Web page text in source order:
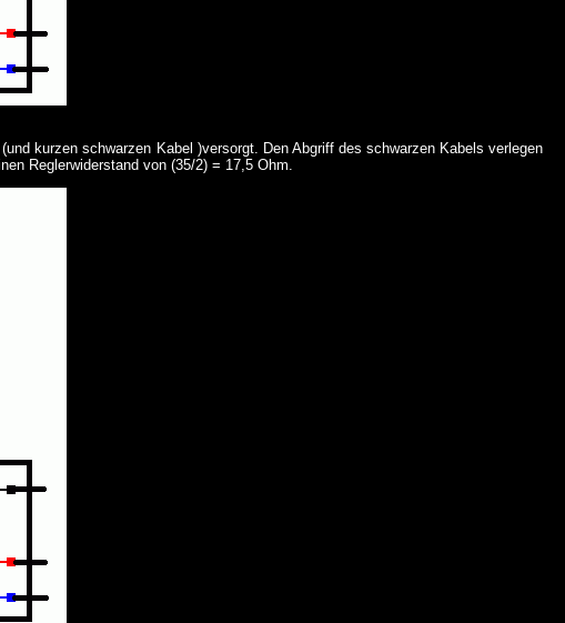
kurzen schwarzen Kabel )versorgt. Den Abgriff des schwarzen Kabels verlegen
Reglerwiderstand von (35/2) = 17,5 Ohm.